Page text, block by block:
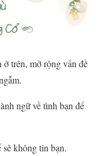
trên, mở rộng vấn đề
ngữ về tình bạn để
không tin bạn.